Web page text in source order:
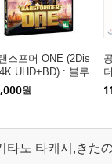
스포머 ONE (2Dis
UHD+BD) : 블루
원
타노 타케시,きた